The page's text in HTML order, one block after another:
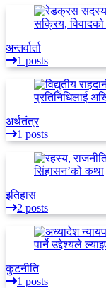
अन्तर्वार्ता
1 posts
अर्थतंत्र
1 posts
इतिहास
2 posts
कुटनीति
1 posts